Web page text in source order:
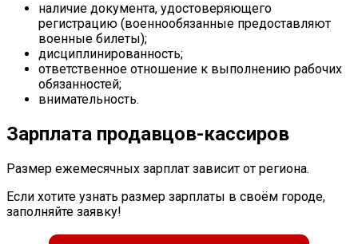
наличие документа, удостоверяющего
регистрацию (военнообязанные предоставляют
военные билеты);
дисциплинированность;
ответственное отношение к выполнению рабочих
обязанностей;
внимательность.
Зарплата продавцов-кассиров
Размер ежемесячных зарплат зависит от региона.
Если хотите узнать размер зарплаты в своём городе,
заполняйте заявку!